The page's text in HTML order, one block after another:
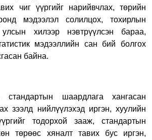
чиг үүргийг нарийвчлах, төрийн
мэдээлэл солилцох, тохирлын
улсын хилээр нэвтрүүлсэн бараа,
мэдээллийн сан бий болгох
байна.
стандартын шаардлага хангасан
зээлд нийлүүлэхэд иргэн, хуулийн
тодорхой зааж, стандартын
төрөөс хяналт тавих бус иргэн,